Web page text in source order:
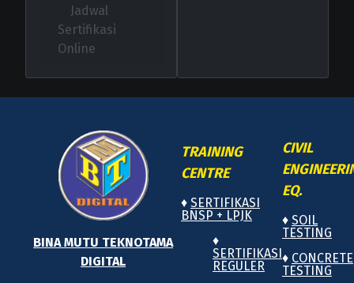
Jadwal
Sertifikasi
Online
BINA MUTU TEKNOTAMA
DIGITAL
TRAINING
CENTRE
♦ SERTIFIKASI
BNSP + LPJK
♦
SERTIFIKASI
REGULER
CIVIL
EQ.
♦ SOIL
TESTING
♦ CONCRETE
TESTING